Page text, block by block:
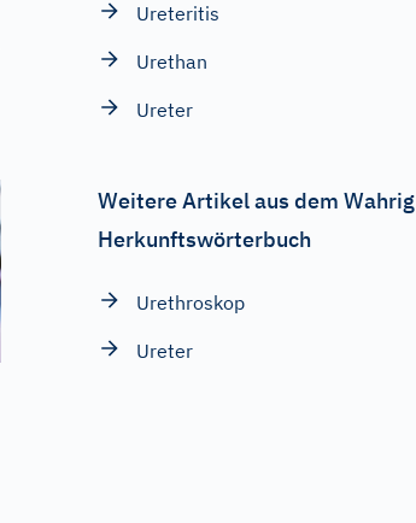
Ureteritis
Urethan
Ureter
Weitere Artikel aus dem Wahrig
Herkunftswörterbuch
Urethroskop
Ureter